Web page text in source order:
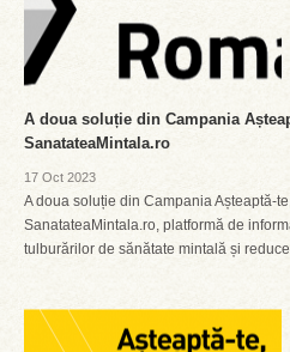
A doua soluție din Campania
SanatateaMintala.ro
17 Oct 2023
A doua soluție din Campania Așteaptă-
SanatateaMintala.ro, platformă de
tulburărilor de sănătate mintală și